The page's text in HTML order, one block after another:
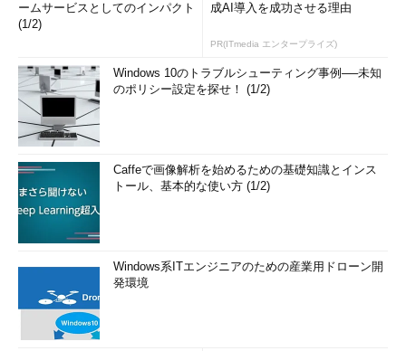
ームサービスとしてのインパクト
(1/2)
成AI導入を成功させる理由
PR(ITmedia エンタープライズ)
Windows 10のトラブルシューティング事例──未知
のポリシー設定を探せ！ (1/2)
Caffeで画像解析を始めるための基礎知識とインス
トール、基本的な使い方 (1/2)
Windows系ITエンジニアのための産業用ドローン開
発環境